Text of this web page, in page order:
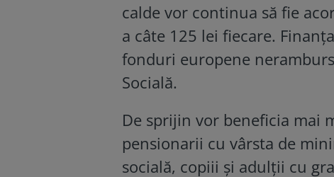
calde vor continua să fie
a câte 125 lei fiecare.
fonduri europene
Socială.
De sprijin vor beneficia mai
pensionarii cu vârsta de
socială, copiii și adulții cu